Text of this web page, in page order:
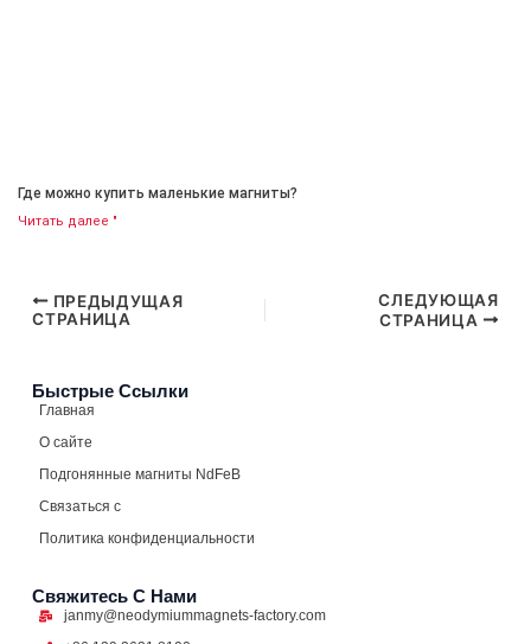
Где можно купить маленькие магниты?
Читать далее "
ПРЕДЫДУЩАЯ
СТРАНИЦА
СЛЕДУЮЩАЯ
СТРАНИЦА
Быстрые Ссылки
Главная
О сайте
Подгонянные магниты NdFeB
Связаться с
Политика конфиденциальности
Свяжитесь С Нами
janmy@neodymiummagnets-factory.com